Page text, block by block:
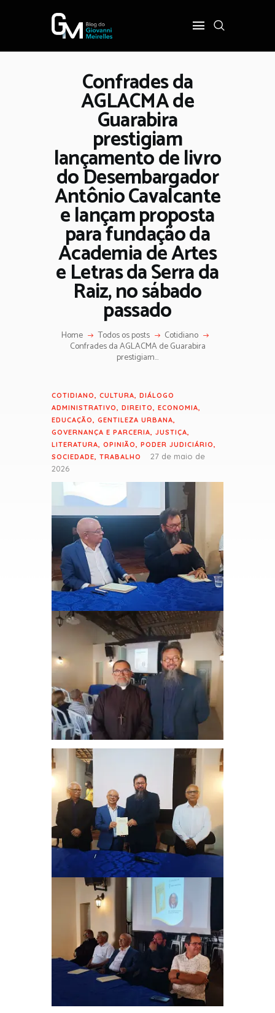
Confrades da
AGLACMA de
Guarabira
prestigiam
lançamento de livro
do Desembargador
Antônio Cavalcante
e lançam proposta
para fundação da
Academia de Artes
e Letras da Serra da
Raiz, no sábado
passado
Home Todos os posts Cotidiano
Confrades da AGLACMA de Guarabira
prestigiam...
INÍCIO
POLÍTICA
COTIDIANO
OPINIÃO
PODER
SOBRE
COTIDIANO, CULTURA, DIÁLOGO
ADMINISTRATIVO, DIREITO, ECONOMIA,
EDUCAÇÃO, GENTILEZA URBANA,
GOVERNANÇA E PARCERIA, JUSTIÇA,
LITERATURA, OPINIÃO, PODER JUDICIÁRIO,
SOCIEDADE, TRABALHO
27 de maio de
2026